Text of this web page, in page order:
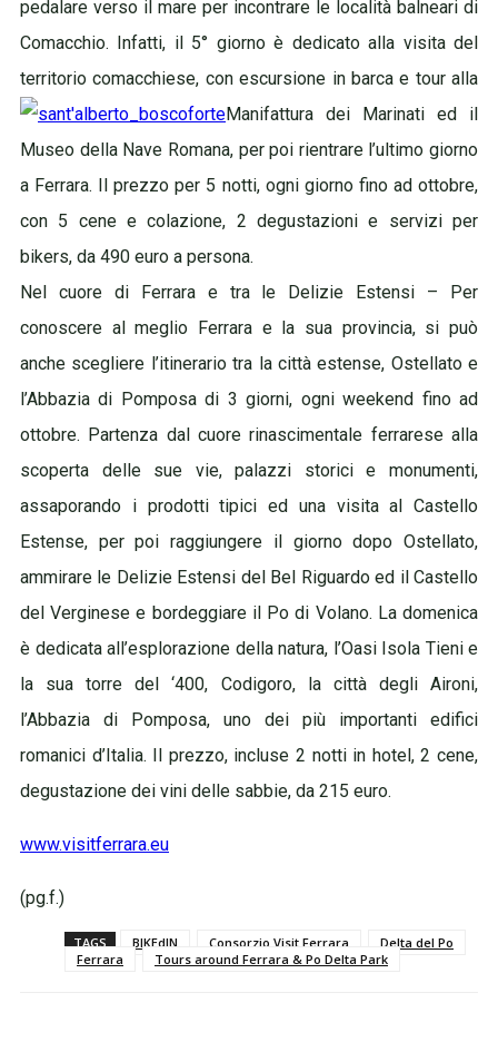
pedalare verso il mare per incontrare le località balneari di
Comacchio. Infatti, il 5° giorno è dedicato alla visita del
territorio comacchiese, con escursione in barca e tour alla
Manifattura dei Marinati ed il
Museo della Nave Romana, per poi rientrare l’ultimo giorno
a Ferrara. Il prezzo per 5 notti, ogni giorno fino ad ottobre,
con 5 cene e colazione, 2 degustazioni e servizi per
bikers, da 490 euro a persona.
Nel cuore di Ferrara e tra le Delizie Estensi – Per
conoscere al meglio Ferrara e la sua provincia, si può
anche scegliere l’itinerario tra la città estense, Ostellato e
l’Abbazia di Pomposa di 3 giorni, ogni weekend fino ad
ottobre. Partenza dal cuore rinascimentale ferrarese alla
scoperta delle sue vie, palazzi storici e monumenti,
assaporando i prodotti tipici ed una visita al Castello
Estense, per poi raggiungere il giorno dopo Ostellato,
ammirare le Delizie Estensi del Bel Riguardo ed il Castello
del Verginese e bordeggiare il Po di Volano. La domenica
è dedicata all’esplorazione della natura, l’Oasi Isola Tieni e
la sua torre del ‘400, Codigoro, la città degli Aironi,
l’Abbazia di Pomposa, uno dei più importanti edifici
romanici d’Italia. Il prezzo, incluse 2 notti in hotel, 2 cene,
degustazione dei vini delle sabbie, da 215 euro.
www.visitferrara.eu
(pg.f.)
TAGS BIKEdIN Consorzio Visit Ferrara
Delta del Po
Ferrara
Tours around Ferrara & Po Delta Park